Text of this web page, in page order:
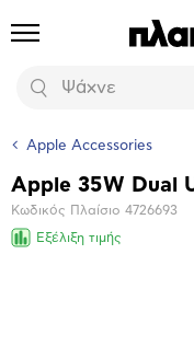
Προϊόντα
Αναζήτηση
Apple Accessories
Βασικά
χαρακτηριστικά
Apple 35W Dual
Κωδικός Πλαίσιο 4726693
Εξέλιξη τιμής